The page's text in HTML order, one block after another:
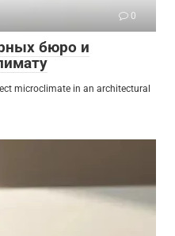
0
бюро и
microclimate in an architectural